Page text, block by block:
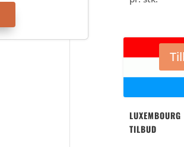
kr..
TILBUD